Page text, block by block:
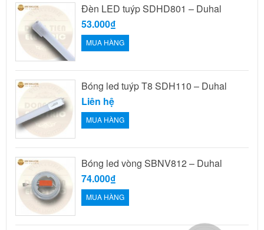
Đèn LED tuýp SDHD801 – Duhal
53.000₫
MUA HÀNG
Bóng led tuýp T8 SDH110 – Duhal
Liên hệ
MUA HÀNG
Bóng led vòng SBNV812 – Duhal
74.000₫
MUA HÀNG